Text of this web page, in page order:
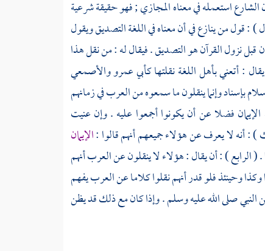
استعمله في معناه المجازي ; فهو حقيقة شرعية
قول من ينازع في أن معناه في اللغة التصديق ويقول
قبل نزول القرآن هو التصديق . فيقال له : من نقل هذا
: أتعني بأهل اللغة نقلتهاكأبي عمرووالأصمعي
بإسناد وإنما ينقلون ما سمعوه منالعربفي زمانهم
فضلا عن أن يكونوا أجمعوا عليه . وإن عنيت
) : أنه لا يعرف عن هؤلاء جميعهم أنهم قالوا :الإيمان
الرابع ) : أن يقال : هؤلاء لا ينقلون عنالعربأنهم
وحينئذ فلو قدر أنهم نقلوا كلاما عنالعربيفهم
النبي صلى الله عليه وسلم . وإذا كان مع ذلك قد يظن